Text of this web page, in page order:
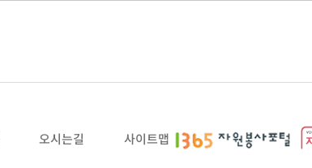
오시는길 사이트맵